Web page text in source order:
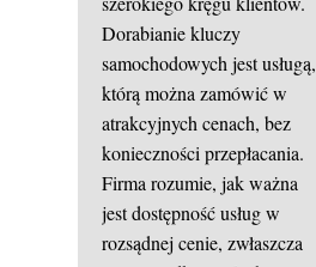
Dorabianie kluczy
samochodowych jest usługą,
którą można zamówić w
atrakcyjnych cenach, bez
konieczności przepłacania.
Firma rozumie, jak ważna
jest dostępność usług w
rozsądnej cenie, zwłaszcza